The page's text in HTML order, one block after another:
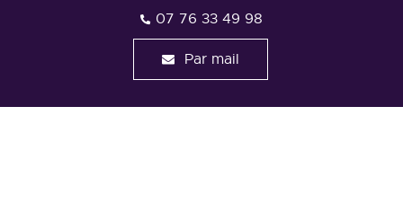
07 76 33 49 98
Par mail